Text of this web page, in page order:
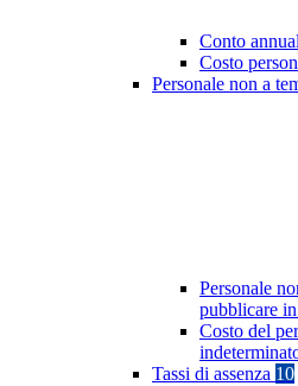
Conto
Costo
Personale non a
Personale
pubblicare
Costo del
Tassi di assenza 10